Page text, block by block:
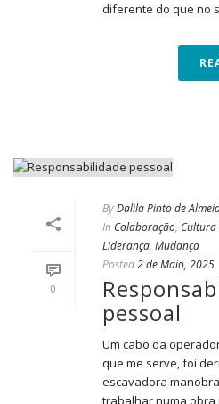
diferente do que no
0
ByDalila Pinto de
In Colaboração, Cultura
Liderança, Mudança
Posted2 de Maio, 2025
pessoal
Um cabo da
que me serve, foi
escavadora
trabalhar numa obra